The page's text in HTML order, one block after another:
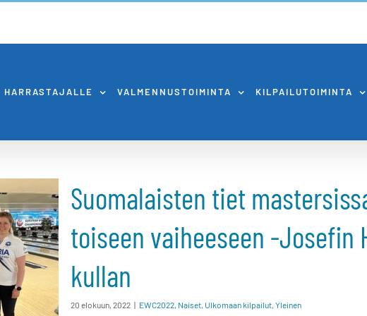
HARRASTAJALLE VALMENNUSTOIMINTA KILPAILUTOIMINTA
Suomalaisten tiet
toiseen vaiheeseen -Josefin
kullan
20 elokuun, 2022 | EWC2022, Naiset, Ulkomaan kilpailut, Yleinen